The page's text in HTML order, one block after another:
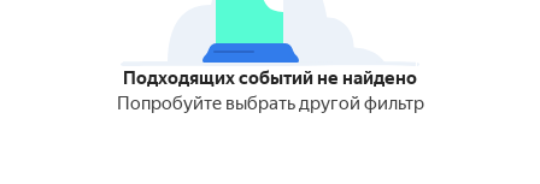
Подходящих событий не найдено
Попробуйте выбрать другой фильтр